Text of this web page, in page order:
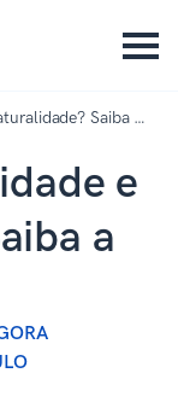
Saiba a
e
a